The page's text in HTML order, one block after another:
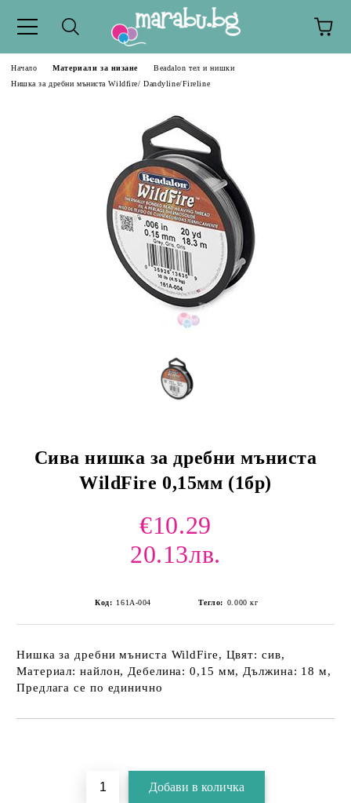
Начало Материали за низане
Beadalon тел и нишки
Нишка за дребни мъниста Wildfire/ Dandyline/Fireline
Сива нишка за дребни мъниста
WildFire 0,15мм (1бр)
€10.29
20.13лв.
Код: 161А-004 Тегло: 0.000 кг
Нишка за дребни мъниста WildFire, Цвят: сив,
Материал: найлон, Дебелина: 0,15 мм, Дължина: 18 м,
Предлага се по единично